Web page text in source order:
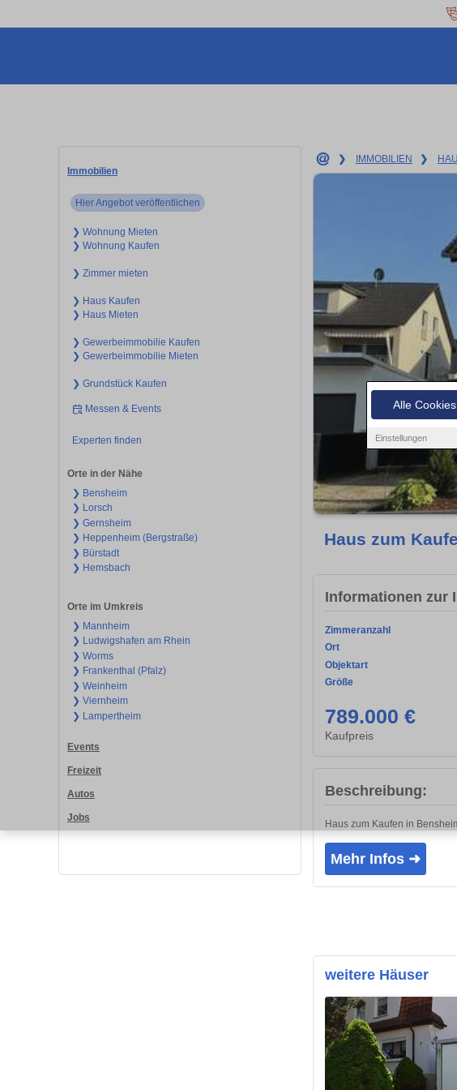
Alle
Einstellungen
Immobilien
Hier Angebot veröffentlichen
❯ Wohnung Mieten
❯ Wohnung Kaufen
❯ Zimmer mieten
❯ Haus Kaufen
❯ Haus Mieten
❯ Gewerbeimmobilie Kaufen
❯ Gewerbeimmobilie Mieten
❯ Grundstück Kaufen
Messen & Events
Experten finden
Orte in der Nähe
❯ Bensheim
❯ Lorsch
❯ Gernsheim
❯ Heppenheim (Bergstraße)
❯ Bürstadt
❯ Hemsbach
Orte im Umkreis
❯ Mannheim
❯ Ludwigshafen am Rhein
❯ Worms
❯ Frankenthal (Pfalz)
❯ Weinheim
❯ Viernheim
❯ Lampertheim
Events
Freizeit
Autos
Jobs
❯ IMMOBILIEN ❯
Haus zum
Informationen zur
Zimmeranzahl
Ort
Objektart
Größe
789.000 €
Kaufpreis
Beschreibung:
Haus zum Kaufen in
Mehr Infos ➜
weitere Häuser